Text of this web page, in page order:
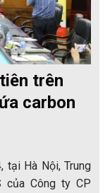
trên
carbon
tại Hà Nội, Trung
của Công ty CP